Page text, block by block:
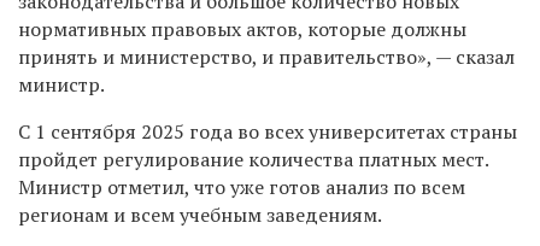
нормативных правовых актов, которые должны
принять и министерство, и правительство», — сказал
министр.
С 1 сентября 2025 года во всех университетах страны
пройдет регулирование количества платных мест.
Министр отметил, что уже готов анализ по всем
регионам и всем учебным заведениям.